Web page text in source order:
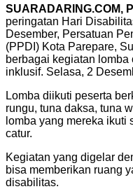
SUARADARING.COM,
peringatan Hari
Desember, Persatuan
(PPDI) Kota Parepare,
berbagai kegiatan
inklusif. Selasa, 2
Lomba diikuti peserta
rungu, tuna daksa, tuna
lomba yang mereka ikuti
catur.
Kegiatan yang digelar
bisa memberikan ruang
disabilitas.